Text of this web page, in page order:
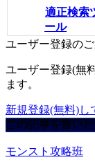
適正検索
ール
ユーザー登録の
ユーザー登録(無
ます。
新規登録(無料)し
この記事を書いた
モンスト攻略班